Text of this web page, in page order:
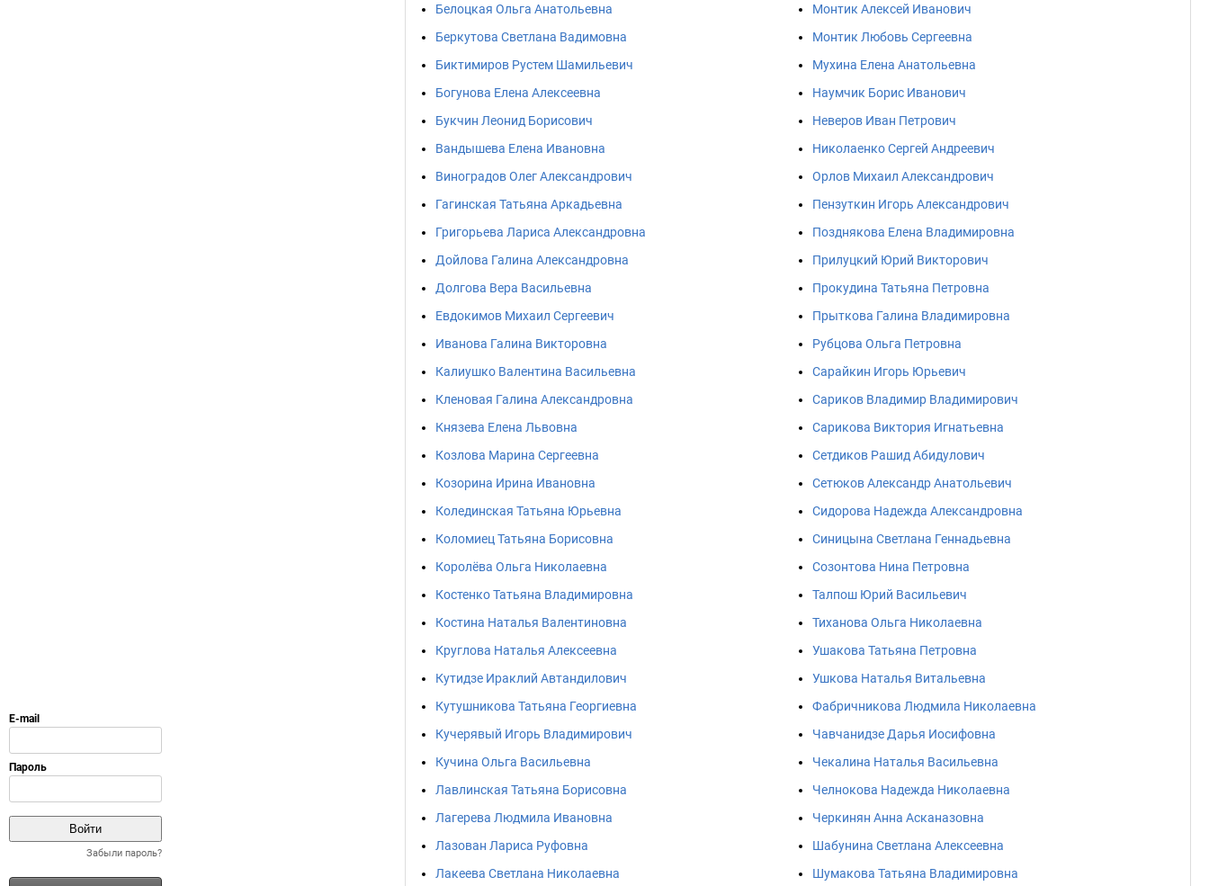
Забыли пароль?
Белоцкая Ольга Анатольевна
Беркутова Светлана Вадимовна
Биктимиров Рустем Шамильевич
Богунова Елена Алексеевна
Букчин Леонид Борисович
Вандышева Елена Ивановна
Виноградов Олег Александрович
Гагинская Татьяна Аркадьевна
Григорьева Лариса Александровна
Дойлова Галина Александровна
Долгова Вера Васильевна
Евдокимов Михаил Сергеевич
Иванова Галина Викторовна
Калиушко Валентина Васильевна
Кленовая Галина Александровна
Князева Елена Львовна
Козлова Марина Сергеевна
Козорина Ирина Ивановна
Колединская Татьяна Юрьевна
Коломиец Татьяна Борисовна
Королёва Ольга Николаевна
Костенко Татьяна Владимировна
Костина Наталья Валентиновна
Круглова Наталья Алексеевна
Кутидзе Ираклий Автандилович
Кутушникова Татьяна Георгиевна
Кучерявый Игорь Владимирович
Кучина Ольга Васильевна
Лавлинская Татьяна Борисовна
Лагерева Людмила Ивановна
Лазован Лариса Руфовна
Лакеева Светлана Николаевна
Монтик Алексей Иванович
Монтик Любовь Сергеевна
Мухина Елена Анатольевна
Наумчик Борис Иванович
Неверов Иван Петрович
Николаенко Сергей Андреевич
Орлов Михаил Александрович
Пензуткин Игорь Александрович
Позднякова Елена Владимировна
Прилуцкий Юрий Викторович
Прокудина Татьяна Петровна
Прыткова Галина Владимировна
Рубцова Ольга Петровна
Сарайкин Игорь Юрьевич
Сариков Владимир Владимирович
Сарикова Виктория Игнатьевна
Сетдиков Рашид Абидулович
Сетюков Александр Анатольевич
Сидорова Надежда Александровна
Синицына Светлана Геннадьевна
Созонтова Нина Петровна
Талпош Юрий Васильевич
Тиханова Ольга Николаевна
Ушакова Татьяна Петровна
Ушкова Наталья Витальевна
Фабричникова Людмила Николаевна
Чавчанидзе Дарья Иосифовна
Чекалина Наталья Васильевна
Челнокова Надежда Николаевна
Черкинян Анна Асканазовна
Шабунина Светлана Алексеевна
Шумакова Татьяна Владимировна